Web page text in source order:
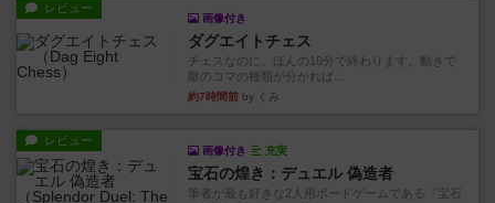
レビュー
画像付き
ダグエイトチェス
チェスなのに、ほんの10分で終わります。動きで
敵のコマの種類が分かれば...
約7時間前 by くみ
レビュー
画像付き 充実
宝石の煌き：デュエル 偽造者
筆者が最も好きな2人用ボードゲームである『宝石